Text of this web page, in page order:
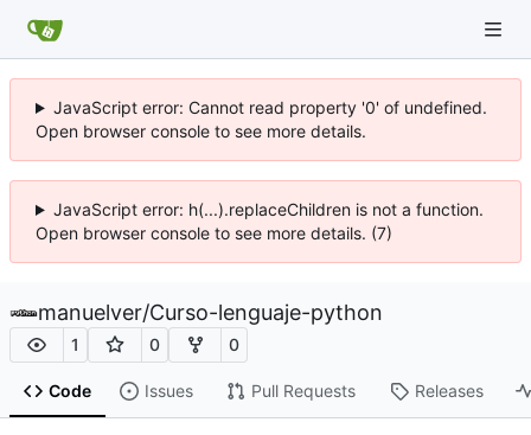
JavaScript error: Cannot read property '0' of undefined.
Open browser console to see more details.
JavaScript error: h(...).replaceChildren is not a function.
Open browser console to see more details. (7)
manuelver/Curso-lenguaje-python
1 0 0
Code Issues Pull Requests Releases